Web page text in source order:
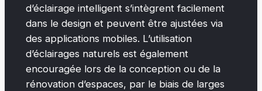
d’éclairage intelligent s’intègrent facilement
dans le design et peuvent être ajustées via
des applications mobiles. L’utilisation
d’éclairages naturels est également
encouragée lors de la conception ou de la
rénovation d’espaces, par le biais de larges